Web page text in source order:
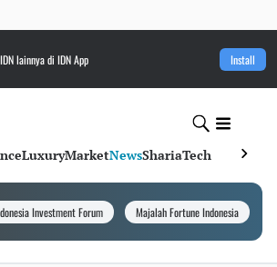
lainnya di IDN App Install
LuxuryMarketNewsShariaTech
Investment Forum Majalah Fortune Indonesia